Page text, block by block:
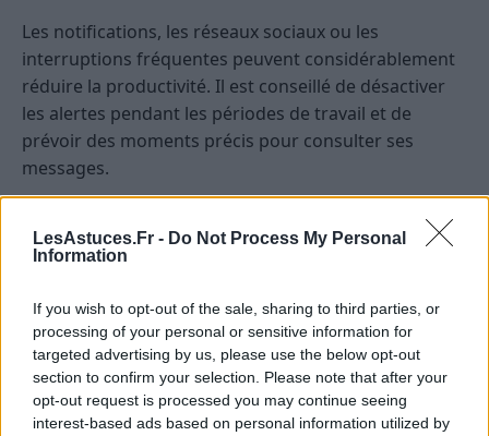
LesAstuces.Fr - Do Not Process My Personal
Information
If you wish to opt-out of the sale, sharing to third parties, or
processing of your personal or sensitive information for
targeted advertising by us, please use the below opt-out
section to confirm your selection. Please note that after your
opt-out request is processed you may continue seeing
interest-based ads based on personal information utilized by
Les notifications, les réseaux sociaux ou les
interruptions fréquentes peuvent considérablement
réduire la productivité. Il est conseillé de désactiver
les alertes pendant les périodes de travail et de
prévoir des moments précis pour consulter ses
messages.
Apprendre à déléguer et à dire non
Une des clés pour réduire la charge mentale est la
soit au travail ou à la maison, ne pas hésiter à
demander de l’aide ou à confier certaines tâches à
d’autres personnes permet de libérer du temps et de
diminuer le stress.